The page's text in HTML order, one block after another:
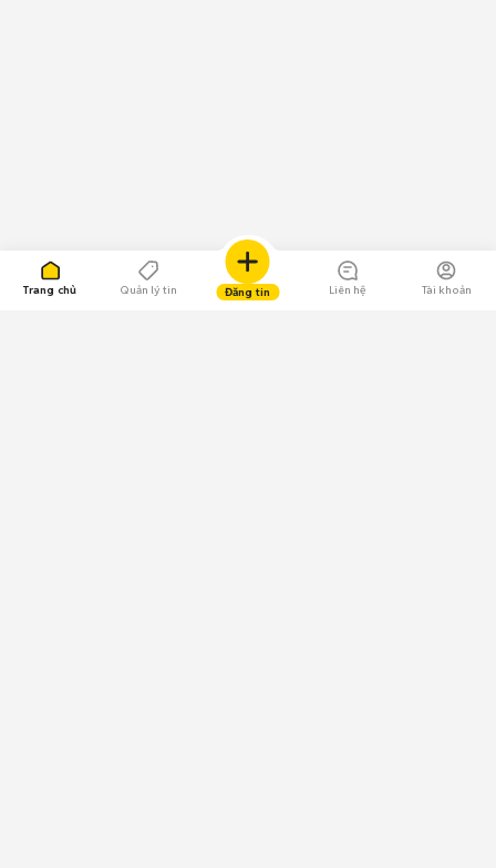
Trang chủ Quản lý tin Đăng tin Liên hệ Tài khoản